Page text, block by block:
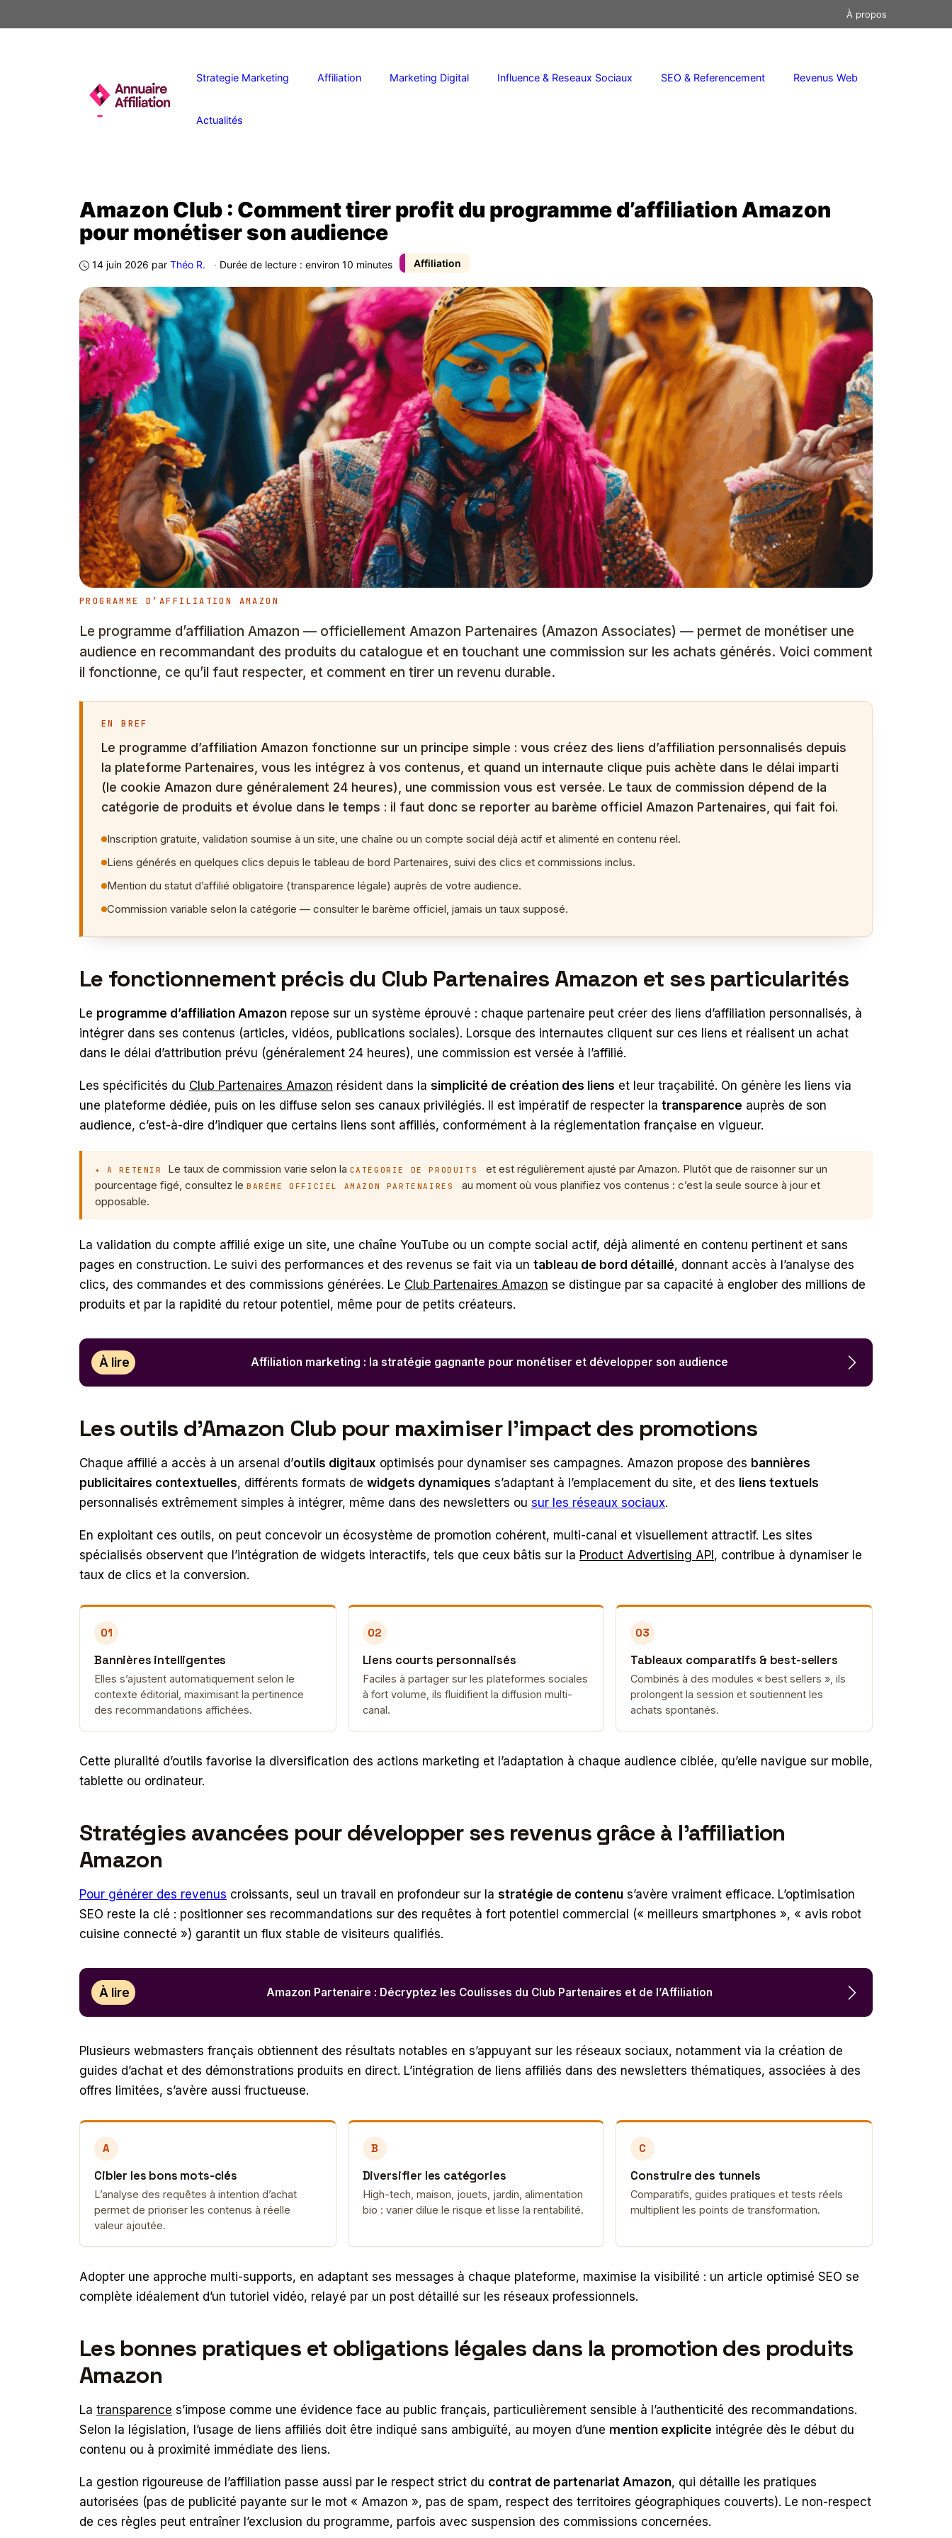
au
À propos
Strategie Marketing Affiliation Marketing Digital Influence & Reseaux Sociaux SEO & Referencement Revenus Web
Actualités
Affiliation
Amazon Club : Comment tirer profit du programme d’affiliation Amazon
pour monétiser son audience
14 juin 2026 par Théo R. · Durée de lecture : environ 10 minutes
PROGRAMME D’AFFILIATION AMAZON
Le programme d’affiliation Amazon — officiellement Amazon Partenaires (Amazon Associates) — permet de monétiser une
audience en recommandant des produits du catalogue et en touchant une commission sur les achats générés. Voici comment
il fonctionne, ce qu’il faut respecter, et comment en tirer un revenu durable.
EN BREF
Le programme d’affiliation Amazon fonctionne sur un principe simple : vous créez des liens d’affiliation personnalisés depuis
la plateforme Partenaires, vous les intégrez à vos contenus, et quand un internaute clique puis achète dans le délai imparti
(le cookie Amazon dure généralement 24 heures), une commission vous est versée. Le taux de commission dépend de la
catégorie de produits et évolue dans le temps : il faut donc se reporter au barème officiel Amazon Partenaires, qui fait foi.
Inscription gratuite, validation soumise à un site, une chaîne ou un compte social déjà actif et alimenté en contenu réel.
Liens générés en quelques clics depuis le tableau de bord Partenaires, suivi des clics et commissions inclus.
Mention du statut d’affilié obligatoire (transparence légale) auprès de votre audience.
Commission variable selon la catégorie — consulter le barème officiel, jamais un taux supposé.
Le fonctionnement précis du Club Partenaires Amazon et ses particularités
Le programme d’affiliation Amazon repose sur un système éprouvé : chaque partenaire peut créer des liens d’affiliation personnalisés, à
intégrer dans ses contenus (articles, vidéos, publications sociales). Lorsque des internautes cliquent sur ces liens et réalisent un achat
dans le délai d’attribution prévu (généralement 24 heures), une commission est versée à l’affilié.
Les spécificités du Club Partenaires Amazon résident dans la simplicité de création des liens et leur traçabilité. On génère les liens via
une plateforme dédiée, puis on les diffuse selon ses canaux privilégiés. Il est impératif de respecter la transparence auprès de son
audience, c’est-à-dire d’indiquer que certains liens sont affiliés, conformément à la réglementation française en vigueur.
✦ À RETENIR Le taux de commission varie selon la CATÉGORIE DE PRODUITS
et est régulièrement ajusté par Amazon. Plutôt que de raisonner sur un
pourcentage figé, consultez le BARÈME OFFICIEL AMAZON PARTENAIRES
au moment où vous planifiez vos contenus : c’est la seule source à jour et
opposable.
La validation du compte affilié exige un site, une chaîne YouTube ou un compte social actif, déjà alimenté en contenu pertinent et sans
pages en construction. Le suivi des performances et des revenus se fait via un tableau de bord détaillé, donnant accès à l’analyse des
clics, des commandes et des commissions générées. Le Club Partenaires Amazon se distingue par sa capacité à englober des millions de
produits et par la rapidité du retour potentiel, même pour de petits créateurs.
À lire Affiliation marketing : la stratégie gagnante pour monétiser et développer son audience
Les outils d’Amazon Club pour maximiser l’impact des promotions
Chaque affilié a accès à un arsenal d’outils digitaux optimisés pour dynamiser ses campagnes. Amazon propose des bannières
publicitaires contextuelles, différents formats de widgets dynamiques s’adaptant à l’emplacement du site, et des liens textuels
personnalisés extrêmement simples à intégrer, même dans des newsletters ou sur les réseaux sociaux.
En exploitant ces outils, on peut concevoir un écosystème de promotion cohérent, multi-canal et visuellement attractif. Les sites
spécialisés observent que l’intégration de widgets interactifs, tels que ceux bâtis sur la Product Advertising API , contribue à dynamiser le
taux de clics et la conversion.
01
Bannières intelligentes
Elles s’ajustent automatiquement selon le
contexte éditorial, maximisant la pertinence
des recommandations affichées.
02
Liens courts personnalisés
Faciles à partager sur les plateformes sociales
à fort volume, ils fluidifient la diffusion multi-
canal.
03
Tableaux comparatifs & best-sellers
Combinés à des modules « best sellers », ils
prolongent la session et soutiennent les
achats spontanés.
Cette pluralité d’outils favorise la diversification des actions marketing et l’adaptation à chaque audience ciblée, qu’elle navigue sur mobile,
tablette ou ordinateur.
Stratégies avancées pour développer ses revenus grâce à l’affiliation
Amazon
Pour générer des revenus croissants, seul un travail en profondeur sur la stratégie de contenu s’avère vraiment efficace. L’optimisation
SEO reste la clé : positionner ses recommandations sur des requêtes à fort potentiel commercial (« meilleurs smartphones », « avis robot
cuisine connecté ») garantit un flux stable de visiteurs qualifiés.
À lire Amazon Partenaire : Décryptez les Coulisses du Club Partenaires et de l’Affiliation
Plusieurs webmasters français obtiennent des résultats notables en s’appuyant sur les réseaux sociaux, notamment via la création de
guides d’achat et des démonstrations produits en direct. L’intégration de liens affiliés dans des newsletters thématiques, associées à des
offres limitées, s’avère aussi fructueuse.
A
Cibler les bons mots-clés
L’analyse des requêtes à intention d’achat
permet de prioriser les contenus à réelle
valeur ajoutée.
B
Diversifier les catégories
High-tech, maison, jouets, jardin, alimentation
bio : varier dilue le risque et lisse la rentabilité.
C
Construire des tunnels
Comparatifs, guides pratiques et tests réels
multiplient les points de transformation.
Adopter une approche multi-supports, en adaptant ses messages à chaque plateforme, maximise la visibilité : un article optimisé SEO se
complète idéalement d’un tutoriel vidéo, relayé par un post détaillé sur les réseaux professionnels.
Les bonnes pratiques et obligations légales dans la promotion des produits
Amazon
La transparence s’impose comme une évidence face au public français, particulièrement sensible à l’authenticité des recommandations.
Selon la législation, l’usage de liens affiliés doit être indiqué sans ambiguïté, au moyen d’une mention explicite intégrée dès le début du
contenu ou à proximité immédiate des liens.
La gestion rigoureuse de l’affiliation passe aussi par le respect strict du contrat de partenariat Amazon, qui détaille les pratiques
autorisées (pas de publicité payante sur le mot « Amazon », pas de spam, respect des territoires géographiques couverts). Le non-respect
de ces règles peut entraîner l’exclusion du programme, parfois avec suspension des commissions concernées.